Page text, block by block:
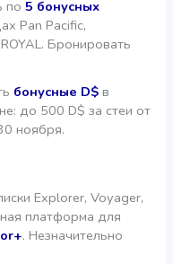
по5 бонусных
Pan Pacific,
Бронировать
бонусные D$в
до 500 D$ за стеи от
ноября.
Explorer, Voyager,
платформа для
. Незначительно